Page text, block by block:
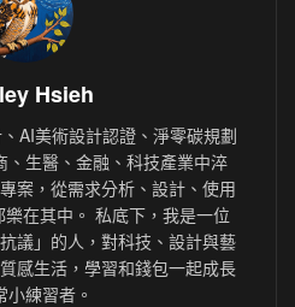
Hsieh
AI美術設計認證、淨零碳規劃
、生醫、金融、科技產業中淬
案，從需求分析、設計、使用
在其中。 私底下，我是一位
議」的人，對科技、設計與藝
感生活，學習和錢包一起成長
小練習者。